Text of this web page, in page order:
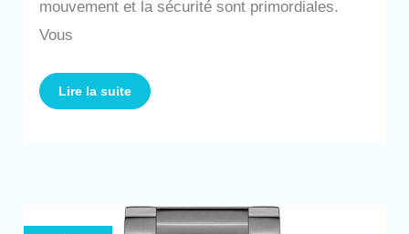
mouvement et la sécurité sont primordiales.
Vous
Lire la suite